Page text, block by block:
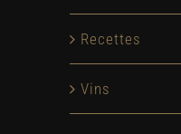
Recettes
Vins